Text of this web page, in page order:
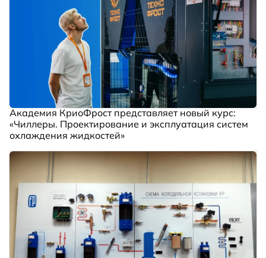
Академия КриоФрост представляет новый курс:
«Чиллеры. Проектирование и эксплуатация систем
охлаждения жидкостей»